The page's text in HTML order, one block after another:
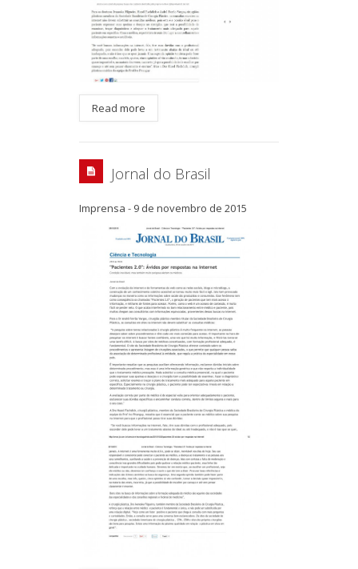
Read more
Jornal do Brasil
Imprensa - 9 de novembro de 2015